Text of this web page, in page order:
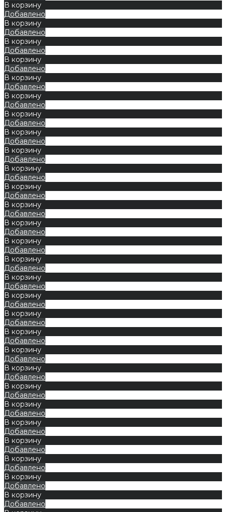
В корзину
Добавлено
В корзину
Добавлено
В корзину
Добавлено
В корзину
Добавлено
В корзину
Добавлено
В корзину
Добавлено
В корзину
Добавлено
В корзину
Добавлено
В корзину
Добавлено
В корзину
Добавлено
В корзину
Добавлено
В корзину
Добавлено
В корзину
Добавлено
В корзину
Добавлено
В корзину
Добавлено
В корзину
Добавлено
В корзину
Добавлено
В корзину
Добавлено
В корзину
Добавлено
В корзину
Добавлено
В корзину
Добавлено
В корзину
Добавлено
В корзину
Добавлено
В корзину
Добавлено
В корзину
Добавлено
В корзину
Добавлено
В корзину
Добавлено
В корзину
Добавлено